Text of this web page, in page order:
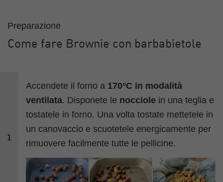
Preparazione
Come fare Brownie con barbabietole
1
Accendete il forno a 170°C in modalità
ventilata. Disponete le nocciole in una teglia e
tostatele in forno. Una volta tostate mettetele in
un canovaccio e scuotetele energicamente per
rimuovere facilmente tutte le pellicine.